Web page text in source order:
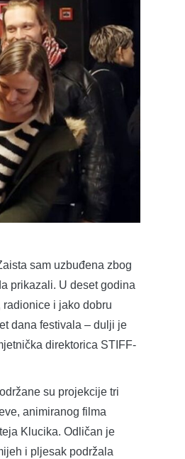
sam uzbuđena zbog
prikazali. U deset godina
i jako dobru
dana festivala – dulji je
direktorica STIFF-
su projekcije tri
animiranog filma
Klucika. Odličan je
i pljesak podržala